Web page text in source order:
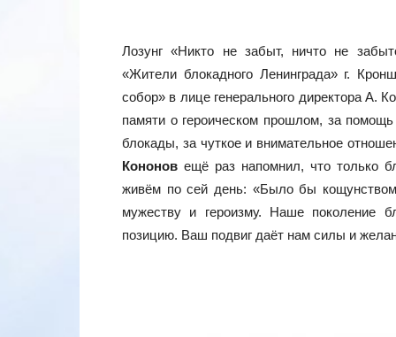
Лозунг «Никто не забыт, ничто не
«Жители блокадного Ленинграда» г.
собор» в лице генерального директора А.
памяти о героическом прошлом, за
блокады, за чуткое и внимательное
Кононов ещё раз напомнил, что только
живём по сей день: «Было бы
мужеству и героизму. Наше поколение
позицию. Ваш подвиг даёт нам силы и